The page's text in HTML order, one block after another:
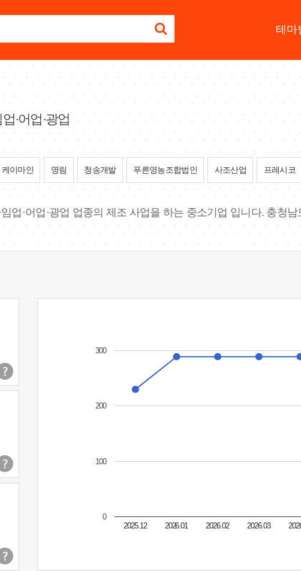
테마
·어업·광업
케이마인 명림 청송개발 푸른영농조합법인 사조산업 프레시코
업·어업·광업 업종의 제조 사업을 하는 중소기업 입니다. 충청
2025.12 2026.01 2026.02 2026.03
0
100
200
300